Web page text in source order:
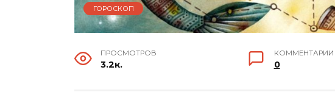
ГОРОСКОП
ПРОСМОТРОВ
3.2к.
КОММЕНТАРИИ
0